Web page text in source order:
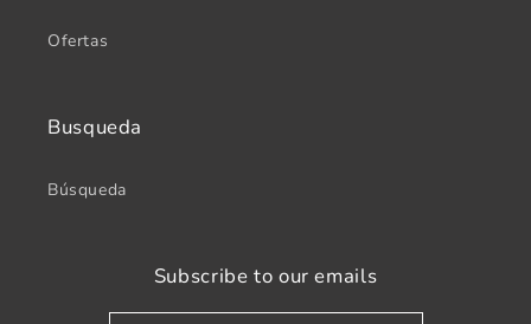
Ofertas
Busqueda
Búsqueda
Subscribe to our emails